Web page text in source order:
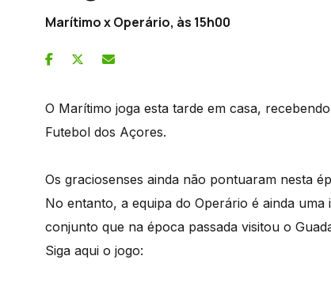
Marítimo x Operário, às 15h00
O Marítimo joga esta tarde em casa,
Futebol dos Açores.
Os graciosenses ainda não pontuaram nesta
No entanto, a equipa do Operário é ainda
conjunto que na época passada visitou o
Siga aqui o jogo: